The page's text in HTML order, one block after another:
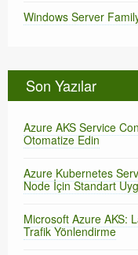
Windows Server
Son Yazılar
Azure AKS Service
Otomatize Edin
Azure Kubernetes
Node İçin Standart
Microsoft Azure AKS:
Trafik Yönlendirme